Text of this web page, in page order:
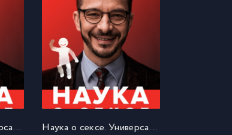
Наука о сексе. Универсальные правила. Часть 1 Наука о сексе. Универсальные правила. Часть 2